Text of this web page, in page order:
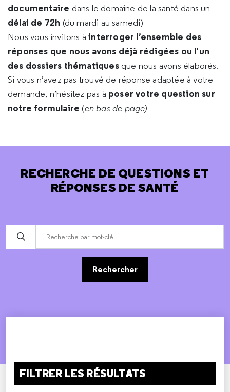
documentaire dans le domaine de la santé dans un
délai de 72h (du mardi au samedi)
Nous vous invitons àinterroger l’ensemble des
réponses que nous avons déjà rédigées ou l’un
des dossiers thématiques que nous avons élaborés.
Si vous n’avez pas trouvé de réponse adaptée à votre
demande, n’hésitez pas à poser votre question sur
notre formulaire (en bas de page)
RECHERCHE DE QUESTIONS ET
RÉPONSES DE SANTÉ
Rechercher
FILTRER LES RÉSULTATS